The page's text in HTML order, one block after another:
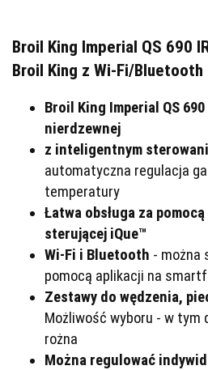
Broil King Imperial QS 690
Broil King z Wi-Fi/Bluetooth
Broil King Imperial QS
nierdzewnej
z inteligentnym
automatyczna regulacja
temperatury
Łatwa obsługa za
sterującej iQue™
Wi-Fi i Bluetooth - można
pomocą aplikacji na
Zestawy do wędzenia,
Możliwość wyboru - w tym
rożna
Można regulować